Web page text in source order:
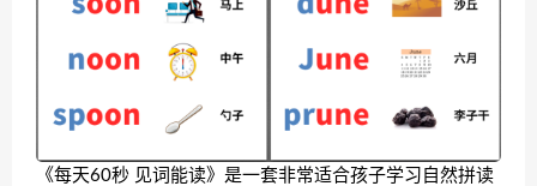
《每天60秒 见词能读》是一套非常适合孩子学习自然拼读